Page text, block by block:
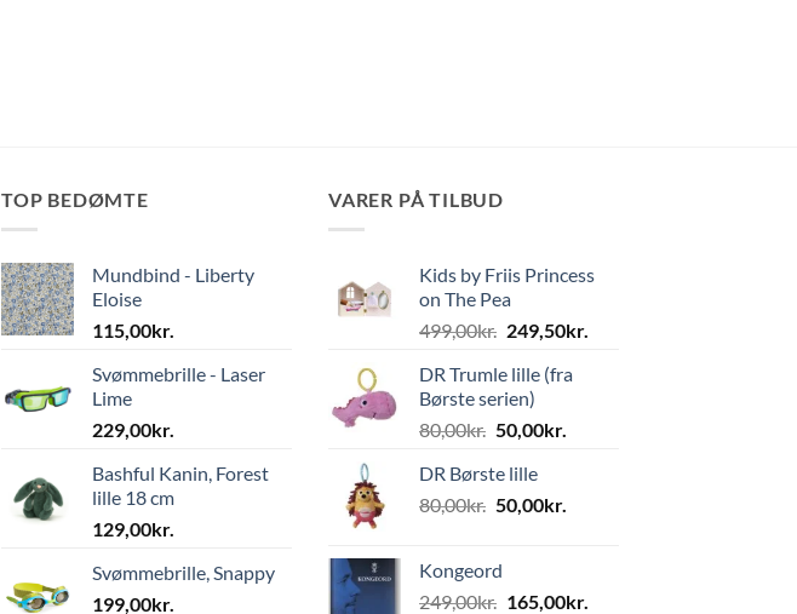
TOP BEDØMTE
Mundbind - Liberty
Eloise
115,00kr.
Svømmebrille - Laser
Lime
229,00kr.
Bashful Kanin, Forest
lille 18 cm
129,00kr.
Svømmebrille, Snappy
199,00kr.
VARER PÅ TILBUD
Kids by Friis Princess
on The Pea
499,00kr. Den
pris
var:
499,00kr..
249,50kr.
DR Trumle lille (fra
Børste serien)
80,00kr. Den
pris
var:
50,00kr.
er:
DR Børste lille
80,00kr. Den
var:
80,00kr..
50,00kr.
50,00kr..
Kongeord
249,00kr. Den
165,00kr.